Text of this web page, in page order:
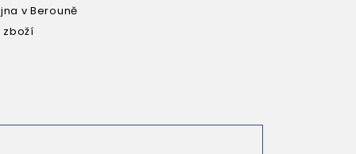
v Berouně
zboží